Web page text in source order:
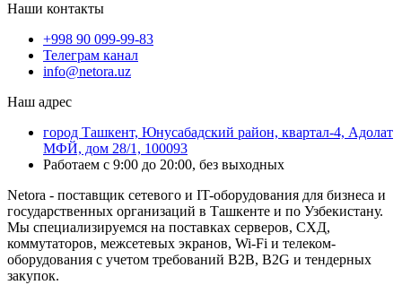
Наши контакты
+998 90 099-99-83
Телеграм канал
info@netora.uz
Наш адрес
город Ташкент, Юнусабадский район, квартал-4, Адолат
МФЙ, дом 28/1, 100093
Работаем с 9:00 до 20:00, без выходных
Netora - поставщик сетевого и IT-оборудования для бизнеса и
государственных организаций в Ташкенте и по Узбекистану.
Мы специализируемся на поставках серверов, СХД,
коммутаторов, межсетевых экранов, Wi-Fi и телеком-
оборудования с учетом требований B2B, B2G и тендерных
закупок.